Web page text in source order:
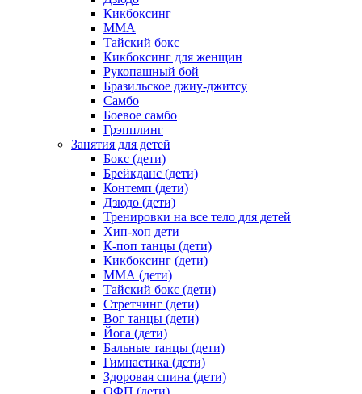
Кикбоксинг
MMA
Тайский бокс
Кикбоксинг для женщин
Рукопашный бой
Бразильское джиу-джитсу
Самбо
Боевое самбо
Грэпплинг
Занятия для детей
Бокс (дети)
Брейкданс (дети)
Контемп (дети)
Дзюдо (дети)
Тренировки на все тело для детей
Хип-хоп дети
К-поп танцы (дети)
Кикбоксинг (дети)
ММА (дети)
Тайский бокс (дети)
Стретчинг (дети)
Вог танцы (дети)
Йога (дети)
Бальные танцы (дети)
Гимнастика (дети)
Здоровая спина (дети)
ОФП (дети)